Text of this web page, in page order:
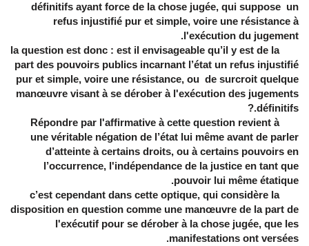
définitifs ayant force de la chose jugée, qui suppose un
refus injustifié pur et simple, voire une résistance à
l'exécution du jugement.
la question est donc : est il envisageable qu’il y est de la
part des pouvoirs publics incarnant l’état un refus injustifié
pur et simple, voire une résistance, ou de surcroit quelque
manœuvre visant à se dérober à l'exécution des jugements
définitifs.?
Répondre par l'affirmative à cette question revient à
une véritable négation de l’état lui même avant de parler
d’atteinte à certains droits, ou à certains pouvoirs en
l’occurrence, l'indépendance de la justice en tant que
pouvoir lui même étatique.
c’est cependant dans cette optique, qui considère la
disposition en question comme une manœuvre de la part de
l'exécutif pour se dérober à la chose jugée, que les
manifestations ont versées.